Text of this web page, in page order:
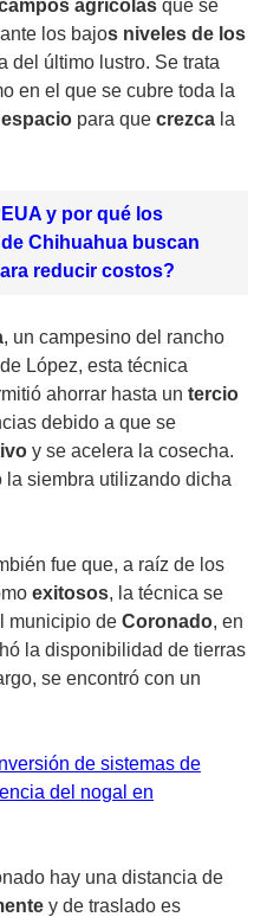
agrícolas que se
los bajos niveles de los
del último lustro. Se trata
en el que se cubre toda la
espacio para que crezca la
y por qué los
Chihuahua buscan
reducir costos?
, un campesino del rancho
López, esta técnica
ahorrar hasta un tercio
debido a que se
y se acelera la cosecha.
la siembra utilizando dicha
fue que, a raíz de los
exitosos, la técnica se
municipio de Coronado, en
la disponibilidad de tierras
se encontró con un
de sistemas de
del nogal en
hay una distancia de
y de traslado es